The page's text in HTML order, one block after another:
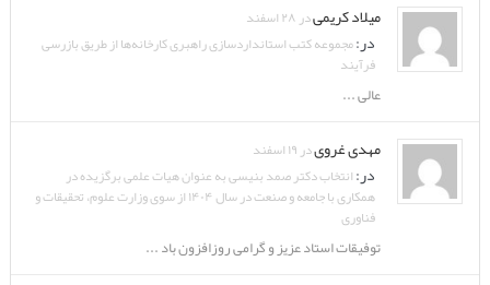
میلاد کریمیدر ۲۸ اسفند
در:مجموعه کتب استانداردسازی راهبری کارخانه‌ها از طریق بازرسی
فرآیند
عالی ...
مهدی غرویدر ۱۹ اسفند
در:انتخاب دکتر صمد بنیسی به عنوان هیات علمی برگزیده در
همکاری با جامعه و صنعت در سال ۱۴۰۴ از سوی وزارت علوم، تحقیقات و
فناوری
توفیقات استاد عزیز و گرامی روزافزون باد ...